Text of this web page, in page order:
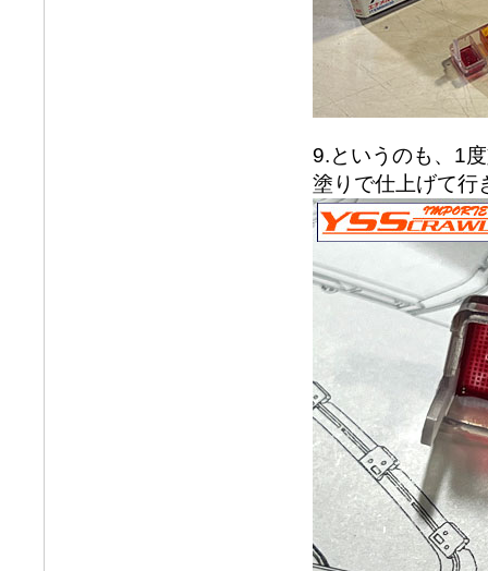
9.というのも、1
塗りで仕上げて行